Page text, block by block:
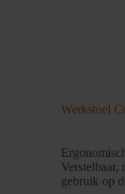
Werkstoel
Verstelbaar,
gebruik op